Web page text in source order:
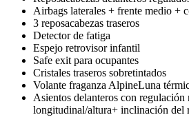
Airbags laterales + frente medio +
3 reposacabezas traseros
Detector de fatiga
Espejo retrovisor infantil
Safe exit para ocupantes
Cristales traseros sobretintados
Volante fraganza AlpineLuna
Asientos delanteros con regulación
longitudinal/altura+ inclinación del